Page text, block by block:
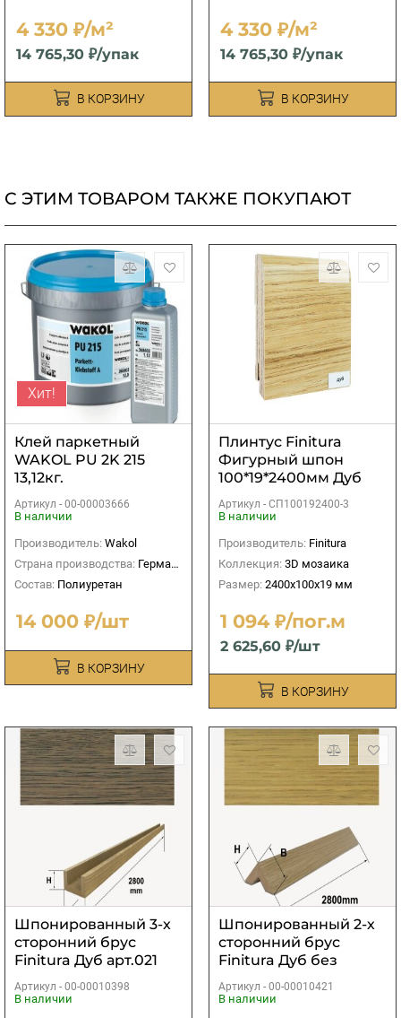
4 330 ₽/м²
14 765,30 ₽/упак
В КОРЗИНУ
4 330 ₽/м²
14 765,30 ₽/упак
В КОРЗИНУ
С ЭТИМ ТОВАРОМ ТАКЖЕ ПОКУПАЮТ
Хит!
Клей паркетный
WAKOL PU 2K 215
13,12кг.
Артикул - 00-00003666
В наличии
Производитель: Wakol
Страна производства: Германия
Состав: Полиуретан
14 000 ₽/шт
В КОРЗИНУ
Плинтус Finitura
Фигурный шпон
100*19*2400мм Дуб
без покрытия( под
тонировку)
Артикул - СП100192400-3
В наличии
Производитель: Finitura
Коллекция: 3D мозаика
Размер: 2400х100х19 мм
1 094 ₽/пог.м
2 625,60 ₽/шт
В КОРЗИНУ
Шпонированный 3-х
сторонний брус
Finitura Дуб арт.021
40х40х2800 мм
Артикул - 00-00010398
В наличии
Шпонированный 2-х
сторонний брус
Finitura Дуб без
покрытия
40х40х2800 мм
Артикул - 00-00010421
В наличии